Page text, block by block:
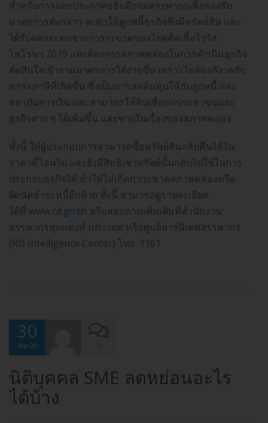
สำหรับการออกประกาศอธิบดีกรมสรรพากรเพื่อรองรับ
มาตรการดังกล่าว จะทำให้ลูกหนี้ธุรกิจซึ่งมีทรัพย์สิน และ
ได้รับผลกระทบจากการระบาดของโรคติดเชื้อไวรัส
โคโรนา 2019 และต้องการสภาพคล่องในการดำเนินธุรกิจ
ตัดสินใจเข้าร่วมมาตรการได้ง่ายขึ้น เพราะไม่ต้องกังวลกับ
ภาระภาษีที่เกิดขึ้น ซึ่งเป็นการลดต้นทุนให้กับลูกหนี้ และ
สถาบันการเงิน และสามารถให้สินเชื่อแก่ประชาชนและ
ธุรกิจต่าง ๆ ได้เพิ่มขึ้น และช่วยในเรื่องของสภาพคล่อง
ทั้งนี้ ให้ผู้ประกอบการสามารถซื้อทรัพย์สินกลับคืนได้ใน
ราคาที่โอนไป และยังมีสิทธิเช่าทรัพย์นั้นกลับไปใช้ในการ
ประกอบธุรกิจได้ ทำให้ไม่เกิดภาวะขาดสภาพคล่องหรือ
ผิดนัดชำระหนี้อีกด้วย ทั้งนี้ สามารถดูรายละเอียด
ได้ที่ www.rd.go.th หรือสอบถามเพิ่มเติมที่สำนักงาน
สรรพากรทุกแห่งทั่วประเทศ หรือศูนย์สารนิเทศสรรพากร
(RD Intelligence Center) โทร. 1161
30
Mar 20
นิติบุคคล SME ลดหย่อนอะไร
ได้บ้าง